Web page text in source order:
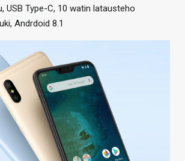
USB Type-C, 10 watin latausteho
Andrdoid 8.1